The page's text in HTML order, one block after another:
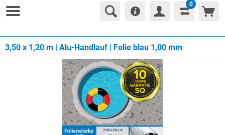
0
3,50 x 1,20 m | Alu-Handlauf | Folie blau 1,00 mm